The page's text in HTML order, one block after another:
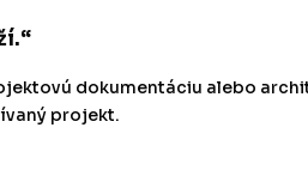
dokumentáciu alebo
projekt.